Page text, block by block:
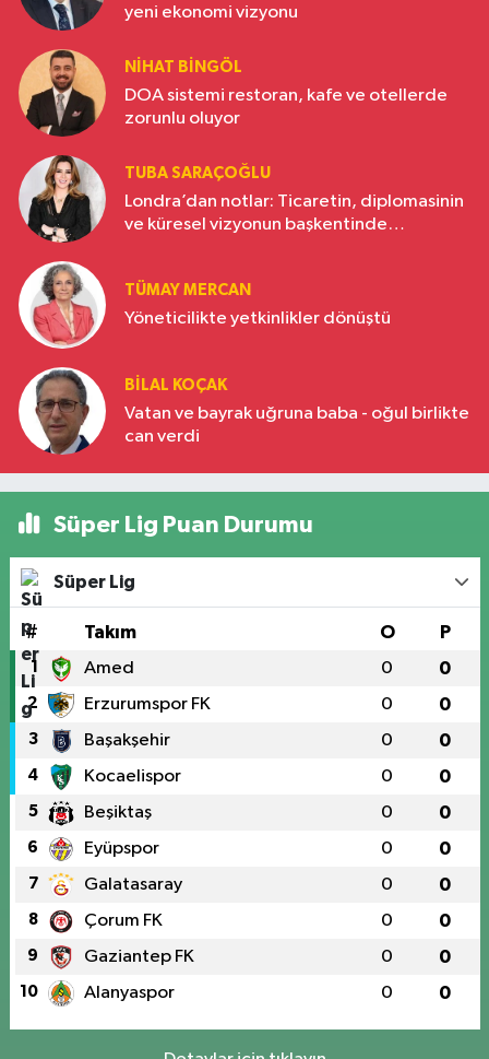
yeni ekonomi vizyonu
NIHAT BINGÖL
DOA sistemi restoran, kafe ve otellerde
zorunlu oluyor
TUBA SARAÇOĞLU
Londra’dan notlar: Ticaretin, diplomasinin
ve küresel vizyonun başkentinde
TÜMAY MERCAN
Yöneticilikte yetkinlikler dönüştü
BILAL KOÇAK
Vatan ve bayrak uğruna baba - oğul birlikte
can verdi
Süper Lig Puan Durumu
Süper Lig
# Takım O P
1 Amed 0 0
2 Erzurumspor FK 0 0
3 Başakşehir 0 0
4 Kocaelispor 0 0
5 Beşiktaş 0 0
6 Eyüpspor 0 0
7 Galatasaray 0 0
8 Çorum FK 0 0
9 Gaziantep FK 0 0
10 Alanyaspor 0 0